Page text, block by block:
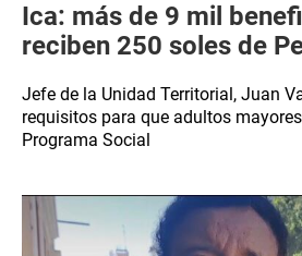
Ica: más de 9 mil
reciben 250 soles de
Jefe de la Unidad Territorial, Juan
requisitos para que adultos
Programa Social